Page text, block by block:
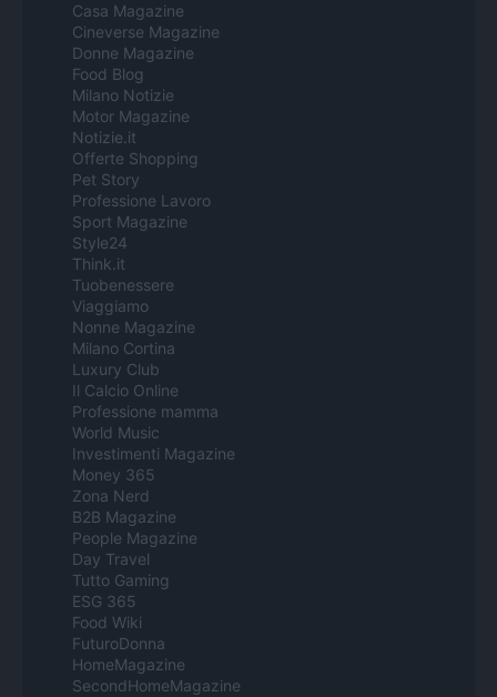
Casa Magazine
Cineverse Magazine
Donne Magazine
Food Blog
Milano Notizie
Motor Magazine
Notizie.it
Offerte Shopping
Pet Story
Professione Lavoro
Sport Magazine
Style24
Think.it
Tuobenessere
Viaggiamo
Nonne Magazine
Milano Cortina
Luxury Club
Il Calcio Online
Professione mamma
World Music
Investimenti Magazine
Money 365
Zona Nerd
B2B Magazine
People Magazine
Day Travel
Tutto Gaming
ESG 365
Food Wiki
FuturoDonna
HomeMagazine
SecondHomeMagazine